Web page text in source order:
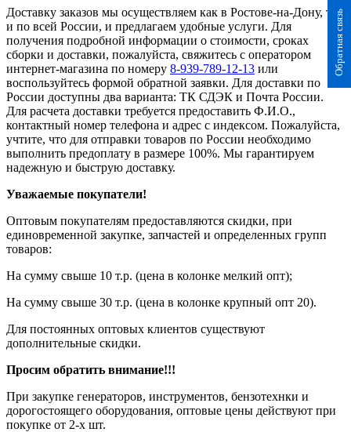
Обратная связь
Доставку заказов мы осуществляем как в Ростове-на-Дону, так
и по всей России, и предлагаем удобные услуги. Для
получения подробной информации о стоимости, сроках
сборки и доставки, пожалуйста, свяжитесь с оператором
интернет-магазина по номеру 8-939-789-12-13 или
воспользуйтесь формой обратной заявки. Для доставки по
России доступны два варианта: ТК СДЭК и Почта России.
Для расчета доставки требуется предоставить Ф.И.О.,
контактный номер телефона и адрес с индексом. Пожалуйста,
учтите, что для отправки товаров по России необходимо
выполнить предоплату в размере 100%. Мы гарантируем
надежную и быструю доставку.
Уважаемые покупатели!
Оптовым покупателям предоставляются скидки, при
единовременной закупке, запчастей и определенных групп
товаров:
На сумму свыше 10 т.р. (цена в колонке мелкий опт);
На сумму свыше 30 т.р. (цена в колонке крупный опт 20).
Для постоянных оптовых клиентов существуют
дополнительные скидки.
Просим обратить внимание!!!
При закупке генераторов, инструментов, бензотехнки и
дорогостоящего оборудования, оптовые цены действуют при
покупке от 2-х шт.